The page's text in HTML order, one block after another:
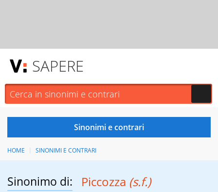
SAPERE
HOME SINONIMI E CONTRARI
Sinonimo di: Piccozza (s.f.)